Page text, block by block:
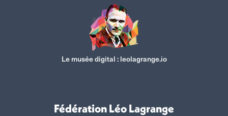
Le musée digital : leolagrange.io
Fédération Léo Lagrange